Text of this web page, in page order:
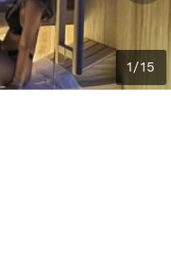
1/15